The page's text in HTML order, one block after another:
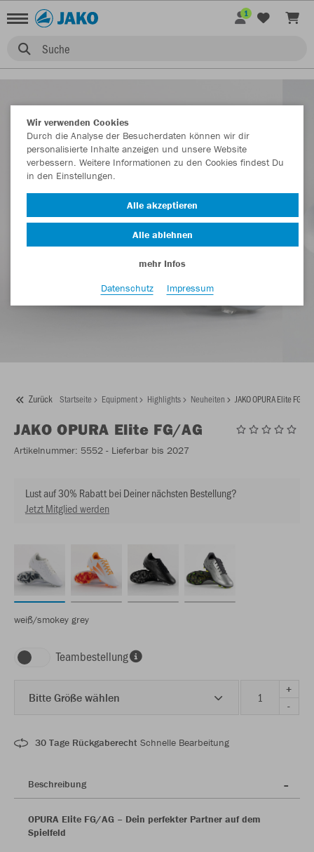
Suche
1
Zurück Startseite Equipment Highlights Neuheiten JAKO OPURA Elite FG/AG
JAKO OPURA Elite FG/AG
Artikelnummer: 5552 - Lieferbar bis 2027
Lust auf 30% Rabatt bei Deiner nächsten Bestellung?
Jetzt Mitglied werden
weiß/smokey grey
Teambestellung
Bitte Größe wählen
+
-
30 Tage Rückgaberecht Schnelle Bearbeitung
Beschreibung
OPURA Elite FG/AG – Dein perfekter Partner auf dem
Spielfeld
Wir verwenden Cookies
Durch die Analyse der Besucherdaten können wir dir
personalisierte Inhalte anzeigen und unsere Website
verbessern. Weitere Informationen zu den Cookies findest Du
in den Einstellungen.
Alle akzeptieren
Alle ablehnen
mehr Infos
Datenschutz
Impressum